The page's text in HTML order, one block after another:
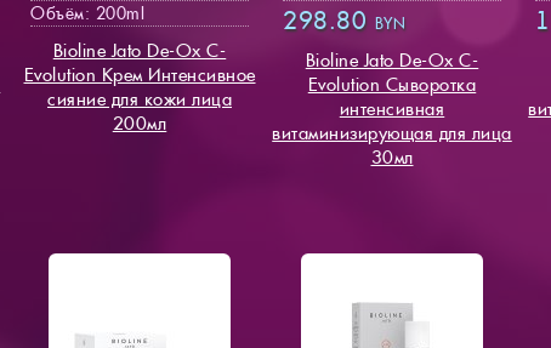
Объём: 200ml
Bioline Jato De-Ox C-
Evolution Крем Интенсивное
сияние для кожи лица
200мл
298.80 BYN
Bioline Jato De-Ox C-
Evolution Сыворотка
интенсивная
витаминизирующая для лица
30мл